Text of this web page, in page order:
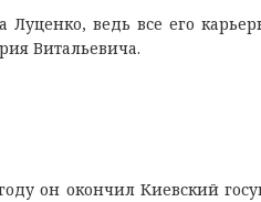
Луценко, ведь все его
Витальевича.
он окончил Киевский